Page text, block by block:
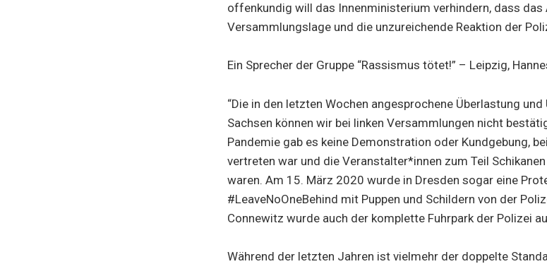
offenkundig will das Innenministerium verhindern, dass das
Versammlungslage und die unzureichende Reaktion der
Ein Sprecher der Gruppe “Rassismus tötet!” – Leipzig,
“Die in den letzten Wochen angesprochene Überlastung
Sachsen können wir bei linken Versammlungen nicht
Pandemie gab es keine Demonstration oder Kundgebung,
vertreten war und die Veranstalter*innen zum Teil
waren. Am 15. März 2020 wurde in Dresden sogar eine
#LeaveNoOneBehind mit Puppen und Schildern von der
Connewitz wurde auch der komplette Fuhrpark der Polizei
Während der letzten Jahren ist vielmehr der doppelte